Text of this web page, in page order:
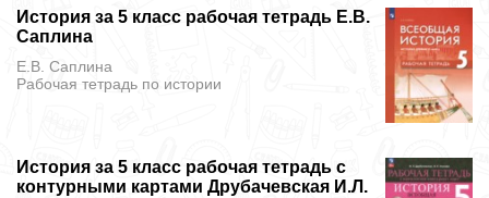
История за 5 класс рабочая тетрадь Е.В.
Саплина
Е.В. Саплина
Рабочая тетрадь по истории
История за 5 класс рабочая тетрадь с
контурными картами Друбачевская И.Л.